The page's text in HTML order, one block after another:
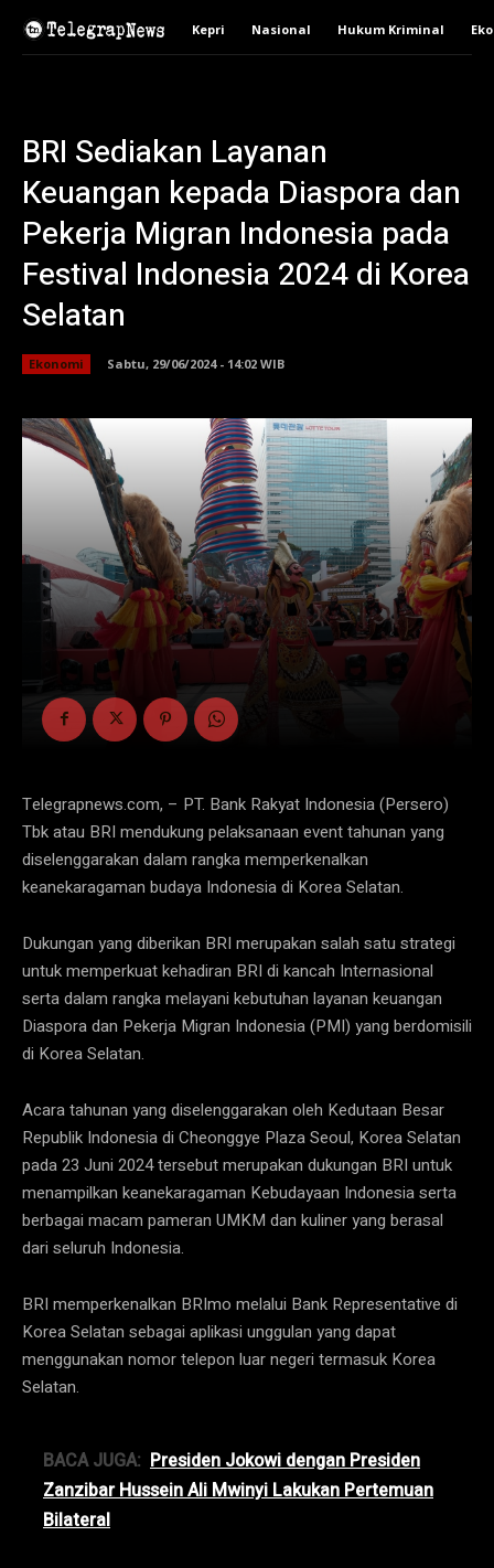
Kepri Nasional Hukum Kriminal
BRI Sediakan Layanan
Keuangan kepada Diaspora dan
Pekerja Migran Indonesia pada
Festival Indonesia 2024 di Korea
Selatan
Ekonomi Sabtu, 29/06/2024 - 14:02 WIB
Telegrapnews.com, – PT. Bank Rakyat Indonesia (Persero)
Tbk atau BRI mendukung pelaksanaan event tahunan yang
diselenggarakan dalam rangka memperkenalkan
keanekaragaman budaya Indonesia di Korea Selatan.
Dukungan yang diberikan BRI merupakan salah satu strategi
untuk memperkuat kehadiran BRI di kancah Internasional
serta dalam rangka melayani kebutuhan layanan keuangan
Diaspora dan Pekerja Migran Indonesia (PMI) yang berdomisili
di Korea Selatan.
Acara tahunan yang diselenggarakan oleh Kedutaan Besar
Republik Indonesia di Cheonggye Plaza Seoul, Korea Selatan
pada 23 Juni 2024 tersebut merupakan dukungan BRI untuk
menampilkan keanekaragaman Kebudayaan Indonesia serta
berbagai macam pameran UMKM dan kuliner yang berasal
dari seluruh Indonesia.
BRI memperkenalkan BRImo melalui Bank Representative di
Korea Selatan sebagai aplikasi unggulan yang dapat
menggunakan nomor telepon luar negeri termasuk Korea
Selatan.
BACA JUGA: Presiden Jokowi dengan Presiden
Zanzibar Hussein Ali Mwinyi Lakukan Pertemuan
Bilateral